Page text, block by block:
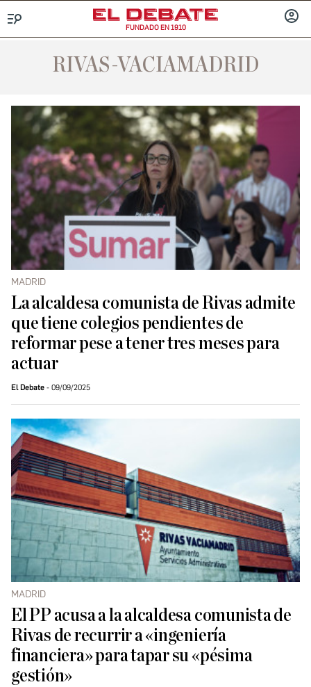
FUNDADO EN 1910
RIVAS-VACIAMADRID
MADRID
La alcaldesa comunista de Rivas admite
que tiene colegios pendientes de
reformar pese a tener tres meses para
actuar
El Debate 09/09/2025
MADRID
El PP acusa a la alcaldesa comunista de
Rivas de recurrir a «ingeniería
financiera» para tapar su «pésima
gestión»